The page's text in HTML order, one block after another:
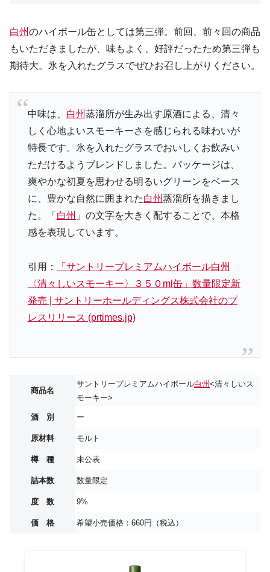
白州のハイボール缶としては第三弾。前回、前々回の商品
もいただきましたが、味もよく、好評だったため第三弾も
期待大。氷を入れたグラスでぜひお召し上がりください。
中味は、 白州蒸溜所が生み出す原酒による、清々
しく心地よいスモーキーさを感じられる味わいが
特長です。氷を入れたグラスでおいしくお飲みい
ただけるようブレンドしました。パッケージは、
爽やかな初夏を思わせる明るいグリーンをベース
に、豊かな自然に囲まれた白州蒸溜所を描きまし
た。「 白州 」の文字を大きく配することで、本格
感を表現しています。
引用：
「サントリープレミアムハイボール白州
〈清々しいスモーキー〉３５０ml缶」数量限定新
発売 | サントリーホールディングス株式会社のプ
レスリリース (prtimes.jp)
商品名
サントリープレミアムハイボール白州 <清々しいス
モーキー>
酒 別 ー
原材料 モルト
樽 種 未公表
詰本数 数量限定
度 数 9%
価 格 希望小売価格：660円（税込）